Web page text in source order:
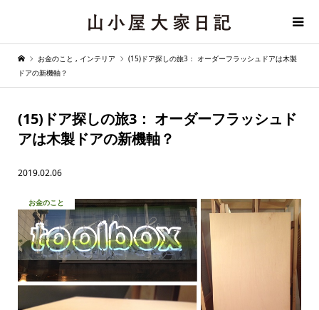
お金のこと , インテリア
(15)ドア探しの旅3： オーダーフラッシュドアは木製
ドアの新機軸？
(15)ドア探しの旅3： オーダーフラッシュド
アは木製ドアの新機軸？
2019.02.06
お金のこと